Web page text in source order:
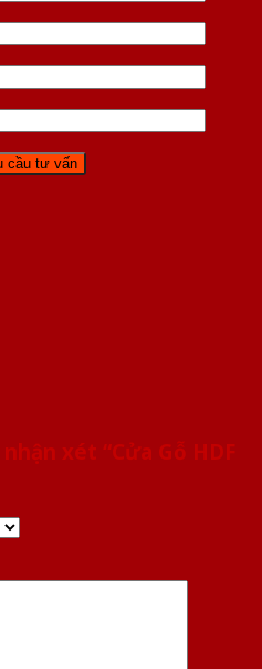
xét “Cửa Gỗ HDF